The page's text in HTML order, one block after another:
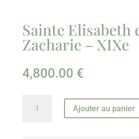
Sainte Elisabeth
Zacharie – XIXe
4,800.00 €
Ajouter au panier